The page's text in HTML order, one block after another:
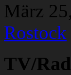
März
Rostock
TV/